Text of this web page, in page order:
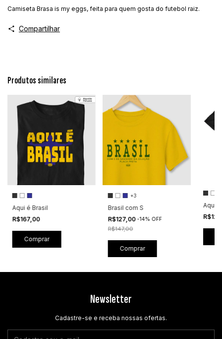
Camiseta Brasa is my eggs, feita para quem gosta do futebol raiz.
Compartilhar
Produtos similares
Aqui é Brasil
R$167,00
Comprar
+3
Brasil com S
R$127,00 -14% OFF
R$147,00
Comprar
Aqui
Newsletter
Cadastre-se e receba nossas ofertas.